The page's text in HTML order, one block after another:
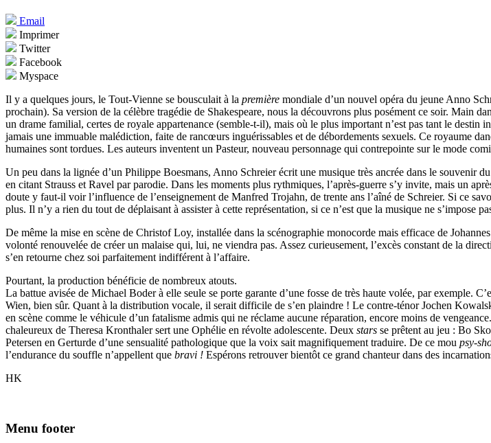
Email
Imprimer
Twitter
Facebook
Myspace
Il y a quelques jours, le Tout-Vienne se bousculait à la première mondiale d’un nouvel opéra du jeune Anno
prochain). Sa version de la célèbre tragédie de Shakespeare, nous la découvrons plus posément ce soir. Main
un drame familial, certes de royale appartenance (semble-t-il), mais où le plus important n’est pas tant le
jamais une immuable malédiction, faite de rancœurs inguérissables et de débordements sexuels. Ce royaume
humaines sont tordues. Les auteurs inventent un Pasteur, nouveau personnage qui contrepointe sur le mode
Un peu dans la lignée d’un Philippe Boesmans, Anno Schreier écrit une musique très ancrée dans le souvenir
en citant Strauss et Ravel par parodie. Dans les moments plus rythmiques, l’après-guerre s’y invite, mais un
doute y faut-il voir l’influence de l’enseignement de Manfred Trojahn, de trente ans l’aîné de Schreier. Si ce
plus. Il n’y a rien du tout de déplaisant à assister à cette représentation, si ce n’est que la musique ne s’impose
De même la mise en scène de Christof Loy, installée dans la scénographie monocorde mais efficace de
volonté renouvelée de créer un malaise qui, lui, ne viendra pas. Assez curieusement, l’excès constant de la
s’en retourne chez soi parfaitement indifférent à l’affaire.
Pourtant, la production bénéficie de nombreux atouts.
La battue avisée de Michael Boder à elle seule se porte garante d’une fosse de très haute volée, par exemple.
Wien, bien sûr. Quant à la distribution vocale, il serait difficile de s’en plaindre ! Le contre-ténor Jochen
en scène comme le véhicule d’un fatalisme admis qui ne réclame aucune réparation, encore moins de
chaleureux de Theresa Kronthaler sert une Ophélie en révolte adolescente. Deux stars se prêtent au jeu : Bo
Petersen en Gerturde d’une sensualité pathologique que la voix sait magnifiquement traduire. De ce mou psy-
l’endurance du souffle n’appellent que bravi ! Espérons retrouver bientôt ce grand chanteur dans des
HK
Menu footer